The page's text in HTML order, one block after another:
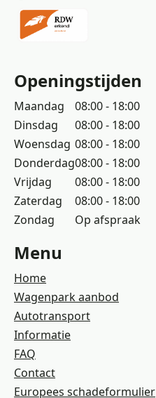
Openingstijden
Maandag
Dinsdag
Woensdag
Donderdag
Vrijdag
Zaterdag
Zondag
08:00 - 18:00
08:00 - 18:00
08:00 - 18:00
08:00 - 18:00
08:00 - 18:00
08:00 - 18:00
Op afspraak
Menu
Home
Wagenpark aanbod
Autotransport
Informatie
FAQ
Contact
Europees schadeformulier